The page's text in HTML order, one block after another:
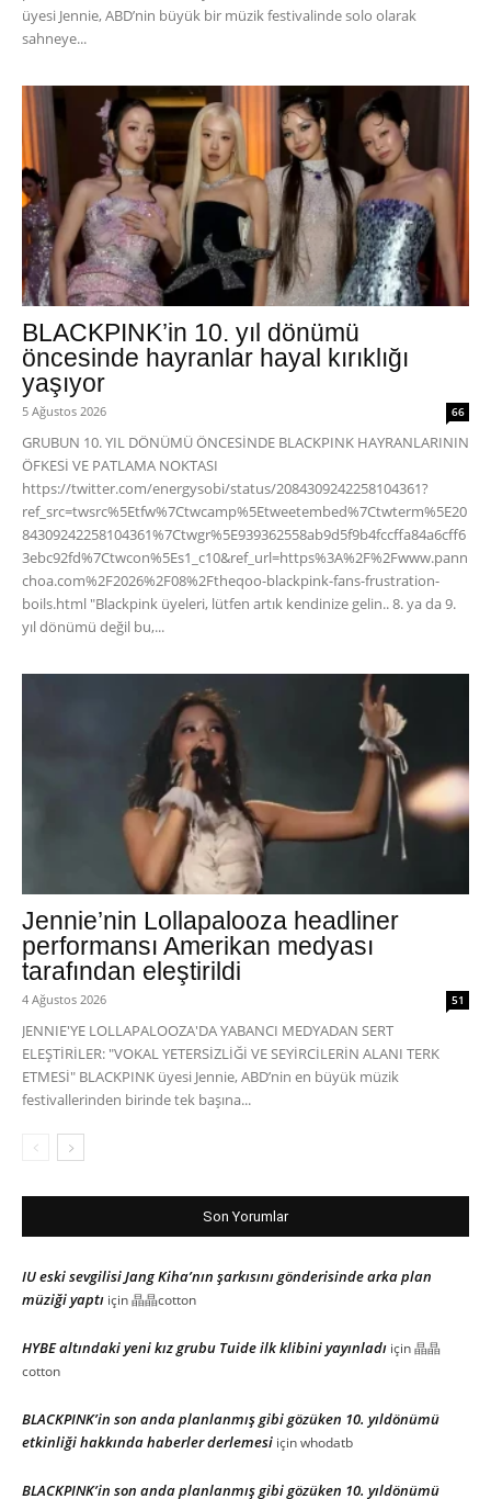
üyesi Jennie, ABD’nin büyük bir müzik festivalinde solo olarak
sahneye...
BLACKPINK’in 10. yıl dönümü
öncesinde hayranlar hayal kırıklığı
yaşıyor
5 Ağustos 2026 66
GRUBUN 10. YIL DÖNÜMÜ ÖNCESİNDE BLACKPINK HAYRANLARININ
ÖFKESİ VE PATLAMA NOKTASI
https://twitter.com/energysobi/status/2084309242258104361?
ref_src=twsrc%5Etfw%7Ctwcamp%5Etweetembed%7Ctwterm%5E20
84309242258104361%7Ctwgr%5E939362558ab9d5f9b4fccffa84a6cff6
3ebc92fd%7Ctwcon%5Es1_c10&ref_url=https%3A%2F%2Fwww.pann
choa.com%2F2026%2F08%2Ftheqoo-blackpink-fans-frustration-
boils.html "Blackpink üyeleri, lütfen artık kendinize gelin.. 8. ya da 9.
yıl dönümü değil bu,...
Jennie’nin Lollapalooza headliner
performansı Amerikan medyası
tarafından eleştirildi
4 Ağustos 2026 51
JENNIE'YE LOLLAPALOOZA'DA YABANCI MEDYADAN SERT
ELEŞTİRİLER: "VOKAL YETERSİZLİĞİ VE SEYİRCİLERİN ALANI TERK
ETMESİ" BLACKPINK üyesi Jennie, ABD’nin en büyük müzik
festivallerinden birinde tek başına...
Son Yorumlar
IU eski sevgilisi Jang Kiha’nın şarkısını gönderisinde arka plan
müziği yaptı için晶晶cotton
HYBE altındaki yeni kız grubu Tuide ilk klibini yayınladı için晶晶
cotton
BLACKPINK’in son anda planlanmış gibi gözüken 10. yıldönümü
etkinliği hakkında haberler derlemesi içinwhodatb
BLACKPINK’in son anda planlanmış gibi gözüken 10. yıldönümü